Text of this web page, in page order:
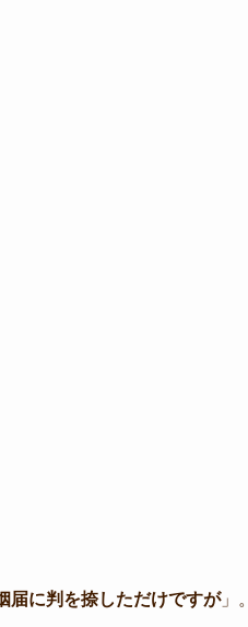
届に判を捺しただけですが」。